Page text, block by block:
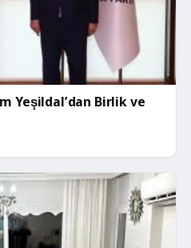
Yeşildal’dan Birlik ve